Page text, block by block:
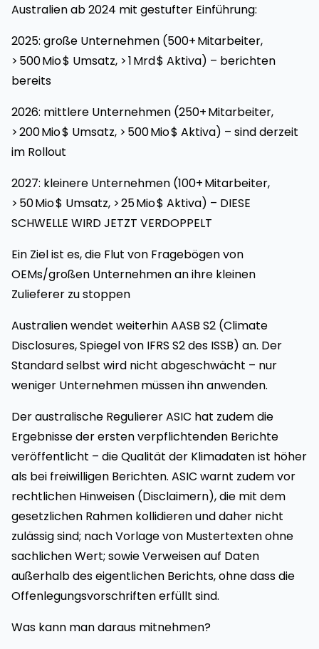
Australien ab 2024 mit gestufter Einführung:
2025: große Unternehmen (500+ Mitarbeiter,
> 500 Mio $ Umsatz, > 1 Mrd $ Aktiva) – berichten
bereits
2026: mittlere Unternehmen (250+ Mitarbeiter,
> 200 Mio $ Umsatz, > 500 Mio $ Aktiva) – sind derzeit
im Rollout
2027: kleinere Unternehmen (100+ Mitarbeiter,
> 50 Mio $ Umsatz, > 25 Mio $ Aktiva) – DIESE
SCHWELLE WIRD JETZT VERDOPPELT
Ein Ziel ist es, die Flut von Fragebögen von
OEMs/großen Unternehmen an ihre kleinen
Zulieferer zu stoppen
Australien wendet weiterhin AASB S2 (Climate
Disclosures, Spiegel von IFRS S2 des ISSB) an. Der
Standard selbst wird nicht abgeschwächt – nur
weniger Unternehmen müssen ihn anwenden.
Der australische Regulierer ASIC hat zudem die
Ergebnisse der ersten verpflichtenden Berichte
veröffentlicht – die Qualität der Klimadaten ist höher
als bei freiwilligen Berichten. ASIC warnt zudem vor
rechtlichen Hinweisen (Disclaimern), die mit dem
gesetzlichen Rahmen kollidieren und daher nicht
zulässig sind; nach Vorlage von Mustertexten ohne
sachlichen Wert; sowie Verweisen auf Daten
außerhalb des eigentlichen Berichts, ohne dass die
Offenlegungsvorschriften erfüllt sind.
Was kann man daraus mitnehmen?